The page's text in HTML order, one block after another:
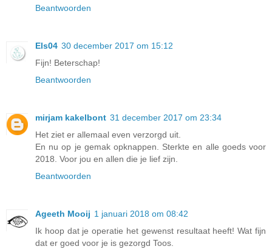
Beantwoorden
Els04 30 december 2017 om 15:12
Fijn! Beterschap!
Beantwoorden
mirjam kakelbont 31 december 2017 om 23:34
Het ziet er allemaal even verzorgd uit.
En nu op je gemak opknappen. Sterkte en alle goeds voor
2018. Voor jou en allen die je lief zijn.
Beantwoorden
Ageeth Mooij 1 januari 2018 om 08:42
Ik hoop dat je operatie het gewenst resultaat heeft! Wat fijn
dat er goed voor je is gezorgd Toos.